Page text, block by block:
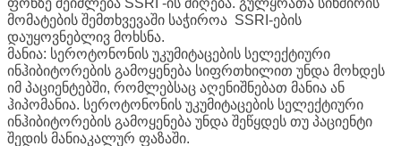
მომატების შემთხვევაში საჭიროა SSRI-ების
დაუყოვნებლივ მოხსნა.
მანია: სეროტონონის უკუმიტაცების სელექტიური
ინჰიბიტორების გამოყენება სიფრთხილით უნდა მოხდეს
იმ პაციენტებში, რომლებსაც აღენიშნებათ მანია ან
ჰიპომანია. სეროტონონის უკუმიტაცების სელექტიური
ინჰიბიტორების გამოყენება უნდა შეწყდეს თუ პაციენტი
შედის მანიაკალურ ფაზაში.